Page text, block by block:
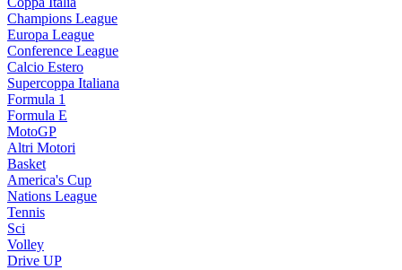
Champions League
Europa League
Conference League
Calcio Estero
Supercoppa Italiana
Formula 1
Formula E
MotoGP
Altri Motori
Basket
America's Cup
Nations League
Tennis
Sci
Volley
Drive UP